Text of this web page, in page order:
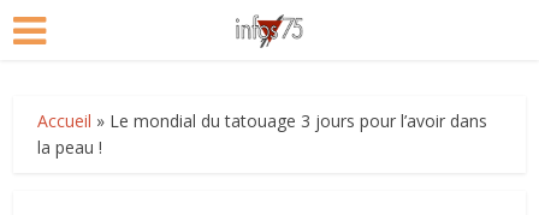
Accueil » Le mondial du tatouage 3 jours pour l’avoir dans
la peau !